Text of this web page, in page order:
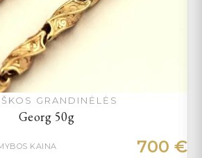
GRANDINĖLĖS
Georg 50g
KAINA 700 €